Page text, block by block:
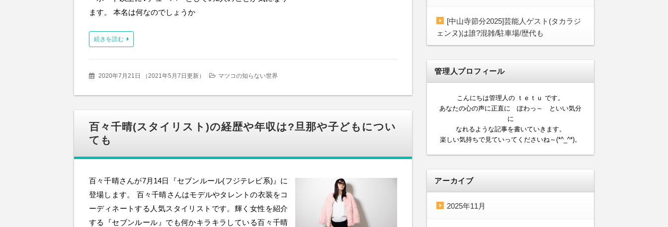
ます。 本名は何なのでしょうか
続きを読む
2020年7月21日 （2021年5月7日更新） マツコの知らない世界
百々千晴(スタイリスト)の経歴や年収は?旦那や子どもについ
ても
百々千晴さんが7月14日『セブンルール(フジテレビ系)』に
登場します。 百々千晴さんはモデルやタレントの衣装をコ
ーディネートする人気スタイリストです。輝く女性を紹介
する『セブンルール』でも何かキラキラしている百々千晴
[中山寺節分2025]芸能人ゲスト(タカラジ
ェンヌ)は誰?混雑/駐車場/歴代も
管理人プロフィール
こんにちは管理人の ｔｅｔｕ です。
あなたの心の声に正直に ぽわっ～ といい気分
に
なれるような記事を書いていきます。
楽しい気持ちで見ていってくださいね～(*^_^*)。
アーカイブ
2025年11月